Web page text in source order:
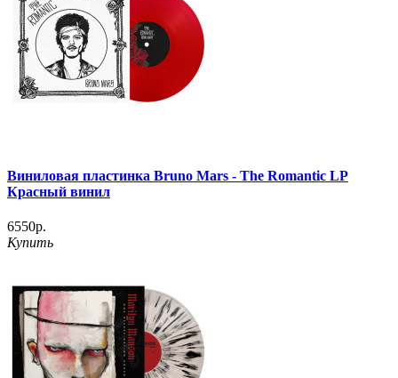
Виниловая пластинка Bruno Mars - The Romantic LP
Красный винил
6550р.
Купить